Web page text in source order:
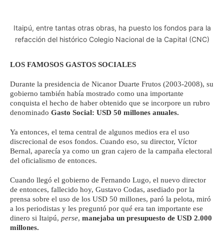
Itaipú, entre tantas otras obras, ha puesto los fondos para la
refacción del histórico Colegio Nacional de la Capital (CNC)
LOS FAMOSOS GASTOS SOCIALES
Durante la presidencia de Nicanor Duarte Frutos (2003-2008), su
gobierno también había mostrado como una importante
conquista el hecho de haber obtenido que se incorpore un rubro
denominado Gasto Social: USD 50 millones anuales.
Ya entonces, el tema central de algunos medios era el uso
discrecional de esos fondos. Cuando eso, su director, Víctor
Bernal, aparecía ya como un gran cajero de la campaña electoral
del oficialismo de entonces.
Cuando llegó el gobierno de Fernando Lugo, el nuevo director
de entonces, fallecido hoy, Gustavo Codas, asediado por la
prensa sobre el uso de los USD 50 millones, paró la pelota, miró
a los periodistas y les preguntó por qué era tan importante ese
dinero si Itaipú, perse, manejaba un presupuesto de USD 2.000
millones.